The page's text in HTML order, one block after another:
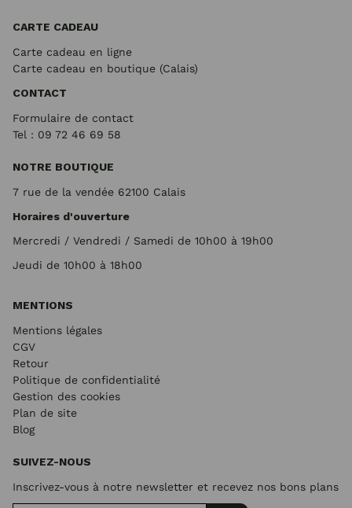
CARTE CADEAU
Carte cadeau en ligne
Carte cadeau en boutique (Calais)
CONTACT
Formulaire de contact
Tel : 09 72 46 69 58
NOTRE BOUTIQUE
7 rue de la vendée 62100 Calais
Horaires d'ouverture
Mercredi / Vendredi / Samedi de 10h00 à 19h00
Jeudi de 10h00 à 18h00
MENTIONS
Mentions légales
CGV
Retour
Politique de confidentialité
Gestion des cookies
Plan de site
Blog
SUIVEZ-NOUS
Inscrivez-vous à notre newsletter et recevez nos bons plans